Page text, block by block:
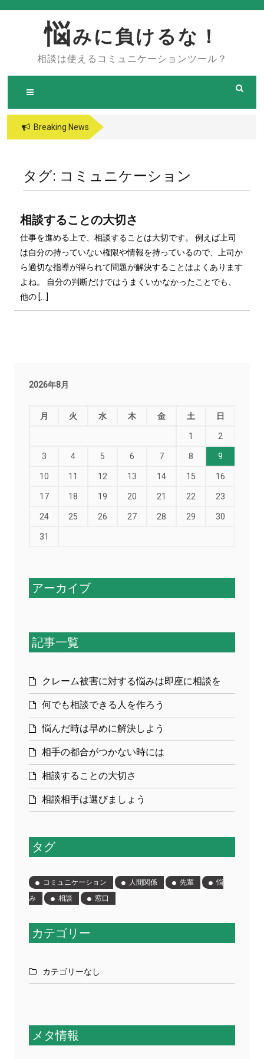
悩みに負けるな！
相談は使えるコミュニケーションツール？
Breaking News
タグ: コミュニケーション
相談することの大切さ
仕事を進める上で、相談することは大切です。 例えば上司
は自分の持っていない権限や情報を持っているので、上司か
ら適切な指導が得られて問題が解決することはよくあります
よね。 自分の判断だけではうまくいかなかったことでも、
他の […]
2026年8月
月 火 水 木 金 土 日
1 2
3 4 5 6 7 8 9
10 11 12 13 14 15 16
17 18 19 20 21 22 23
24 25 26 27 28 29 30
31
アーカイブ
記事一覧
クレーム被害に対する悩みは即座に相談を
何でも相談できる人を作ろう
悩んだ時は早めに解決しよう
相手の都合がつかない時には
相談することの大切さ
相談相手は選びましょう
タグ
コミュニケーション 人間関係 先輩
悩
み
相談 窓口
カテゴリー
カテゴリーなし
メタ情報